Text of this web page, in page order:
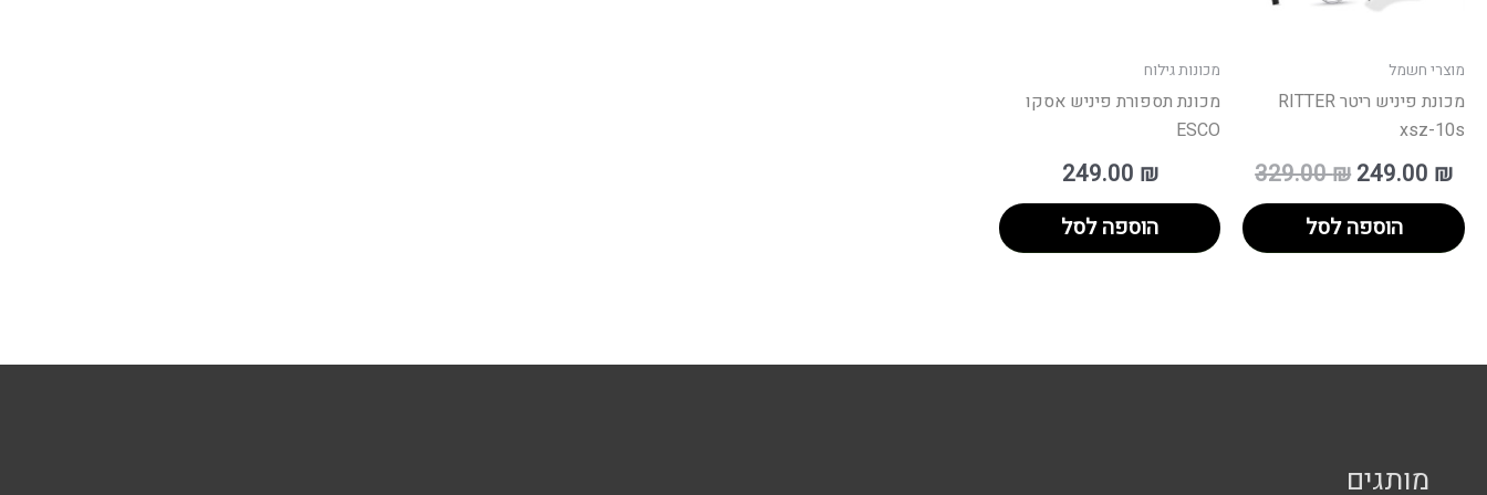
מוצרי חשמל
מכונת פיניש ריטר RITTER
xsz-10s
329.00₪249.00 ₪
הוספה לסל
מכונות גילוח
מכונת תספורת פיניש אסקו
ESCO
249.00 ₪
הוספה לסל
מותגים